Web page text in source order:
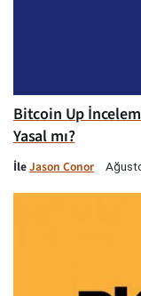
Bitcoin Up
Yasal mı?
İleJason Conor